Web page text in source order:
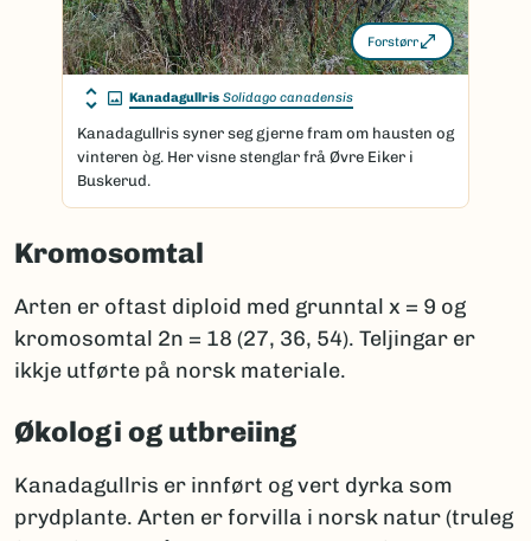
Forstørr
Kanadagullris Solidago canadensis
Kanadagullris syner seg gjerne fram om hausten og
vinteren òg. Her visne stenglar frå Øvre Eiker i
Buskerud.
Kromosomtal
Arten er oftast diploid med grunntal x = 9 og
kromosomtal 2n = 18 (27, 36, 54). Teljingar er
ikkje utførte på norsk materiale.
Økologi og utbreiing
Kanadagullris er innført og vert dyrka som
prydplante. Arten er forvilla i norsk natur (truleg